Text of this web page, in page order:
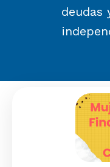
deudas